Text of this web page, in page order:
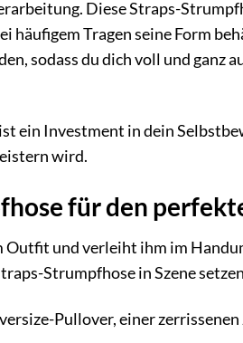
Diese Straps-
häufigem Tragen seine Form
sodass du dich voll und ganz
ein Investment in dein
wird.
für den
Outfit und verleiht ihm im
Strumpfhose in Szene
Pullover, einer zerrissenen